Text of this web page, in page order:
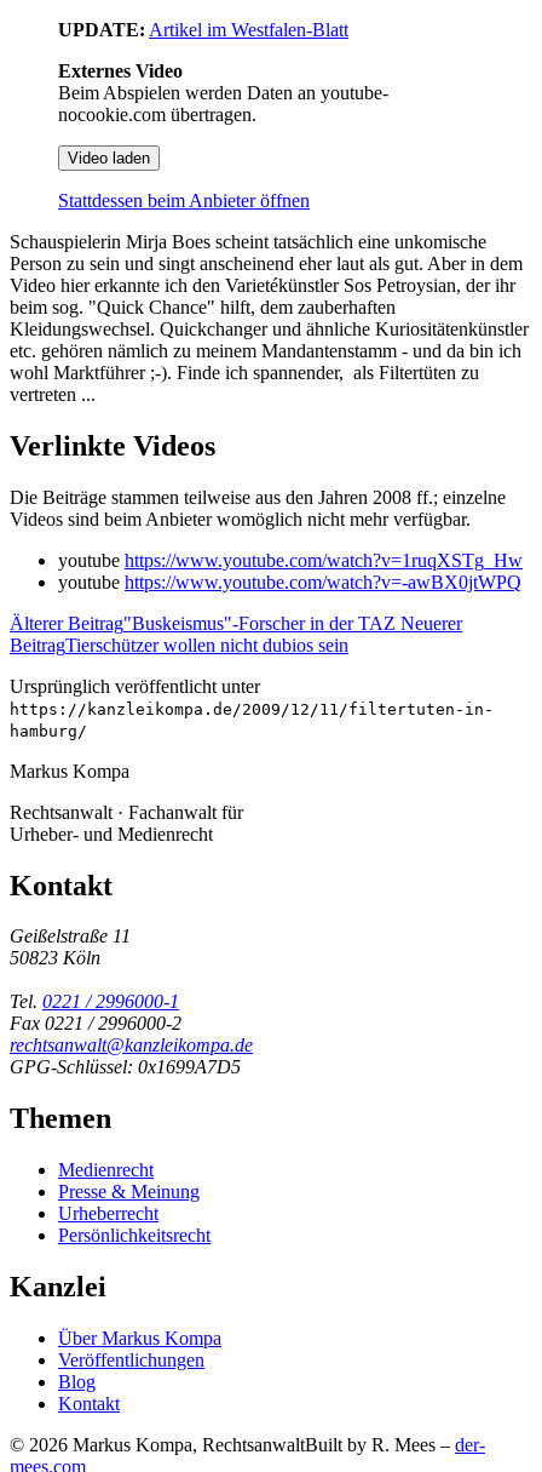
UPDATE: Artikel im Westfalen-Blatt
Externes Video
Beim Abspielen werden Daten an youtube-
nocookie.com übertragen.
Video laden
Stattdessen beim Anbieter öffnen
Schauspielerin Mirja Boes scheint tatsächlich eine unkomische
Person zu sein und singt anscheinend eher laut als gut. Aber in dem
Video hier erkannte ich den Varietékünstler Sos Petroysian, der ihr
beim sog. "Quick Chance" hilft, dem zauberhaften
Kleidungswechsel. Quickchanger und ähnliche Kuriositätenkünstler
etc. gehören nämlich zu meinem Mandantenstamm - und da bin ich
wohl Marktführer ;-). Finde ich spannender, als Filtertüten zu
vertreten ...
Verlinkte Videos
Die Beiträge stammen teilweise aus den Jahren 2008 ff.; einzelne
Videos sind beim Anbieter womöglich nicht mehr verfügbar.
youtube https://www.youtube.com/watch?v=1ruqXSTg_Hw
youtube https://www.youtube.com/watch?v=-awBX0jtWPQ
Älterer Beitrag"Buskeismus"-Forscher in der TAZ Neuerer
BeitragTierschützer wollen nicht dubios sein
Ursprünglich veröffentlicht unter
https://kanzleikompa.de/2009/12/11/filtertuten-in-
hamburg/
Markus Kompa
Rechtsanwalt · Fachanwalt für
Urheber- und Medienrecht
Kontakt
Geißelstraße 11
50823 Köln
Tel. 0221 / 2996000-1
Fax 0221 / 2996000-2
rechtsanwalt@kanzleikompa.de
GPG-Schlüssel: 0x1699A7D5
Themen
Medienrecht
Presse & Meinung
Urheberrecht
Persönlichkeitsrecht
Kanzlei
Über Markus Kompa
Veröffentlichungen
Blog
Kontakt
© 2026 Markus Kompa, RechtsanwaltBuilt by R. Mees – der-
mees.com